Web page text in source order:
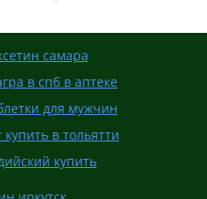
самара
в спб в аптеке
для мужчин
в тольятти
купить